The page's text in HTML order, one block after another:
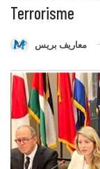
Terrorisme
معاريف بريس